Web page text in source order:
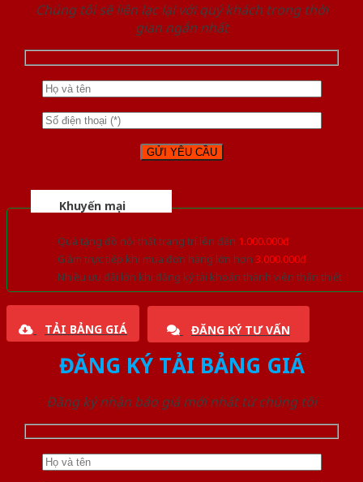
Chúng tôi sẽ liên lạc lại với quý khách trong thời
gian ngắn nhất
Khuyến mại
Quà tặng đồ nội thất trang trí lên đến 1.000.000đ
Giảm trực tiếp khi mua đơn hàng lớn hơn 3.000.000đ
Nhiều ưu đãi lớn khi đăng ký tài khoản thành viên thân thiết
TẢI BẢNG GIÁ ĐĂNG KÝ TƯ VẤN
ĐĂNG KÝ TẢI BẢNG GIÁ
Đăng ký nhận báo giá mới nhất từ chúng tôi